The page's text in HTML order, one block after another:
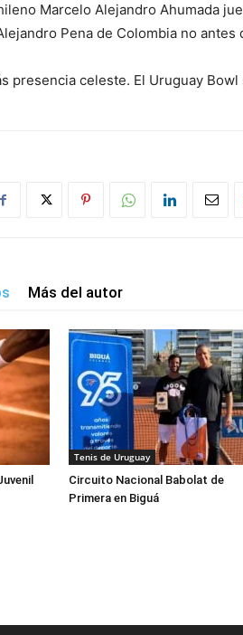
Marcelo Alejandro Ahumada
Pena de Colombia no antes
presencia celeste. El Uruguay
Más del autor
Tenis de Uruguay
Circuito Nacional Babolat de
Primera en Biguá